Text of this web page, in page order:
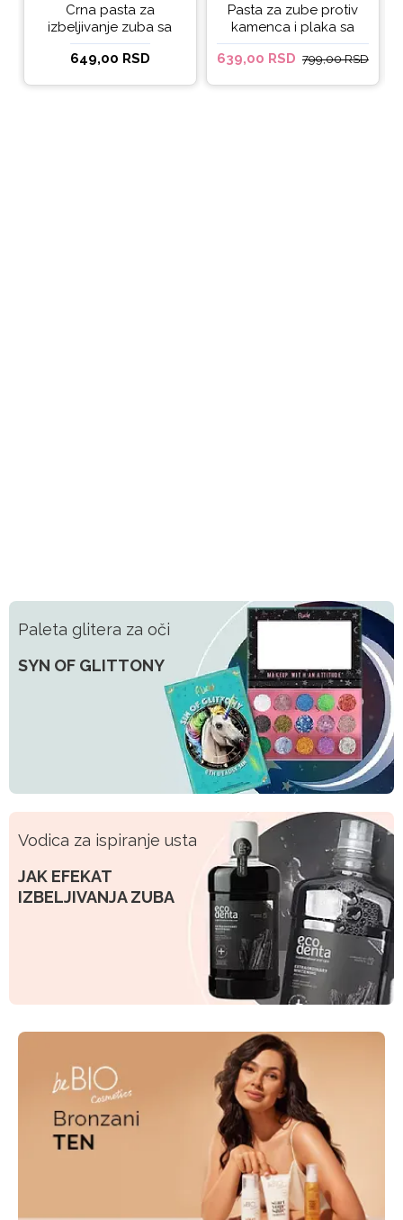
Crna pasta za
izbeljivanje zuba sa
ukusom narandže
Ecodenta 100 ml
649,00 RSD
Pasta za zube protiv
kamenca i plaka sa
kokosovim uljem
Ecodenta ORGANIC
639,00 RSD 799,00 RSD
Paleta glitera za oči
SYN OF GLITTONY
Vodica za ispiranje usta
JAK EFEKAT
IZBELJIVANJA ZUBA